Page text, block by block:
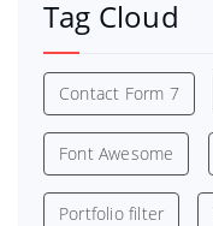
Tag Cloud
Contact Form 7
Font Awesome
Portfolio filter